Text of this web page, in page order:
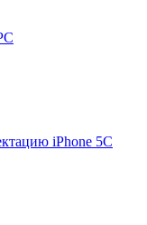
iPhone 5C